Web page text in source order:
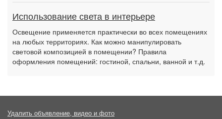
Использование света в интерьере
Освещение применяется практически во всех помещениях
на любых территориях. Как можно манипулировать
световой композицией в помещении? Правила
оформления помещений: гостиной, спальни, ванной и т.д.
Удалить объявление, видео и фото